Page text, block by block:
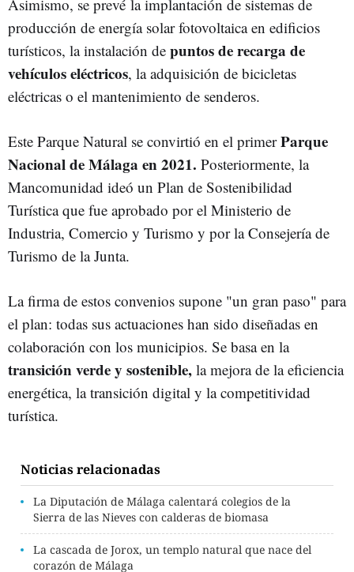
Asimismo, se prevé la implantación de sistemas de
producción de energía solar fotovoltaica en edificios
turísticos, la instalación de puntos de recarga de
vehículos eléctricos, la adquisición de bicicletas
eléctricas o el mantenimiento de senderos.
Este Parque Natural se convirtió en el primerParque
Nacional de Málaga en 2021. Posteriormente, la
Mancomunidad ideó un Plan de Sostenibilidad
Turística que fue aprobado por el Ministerio de
Industria, Comercio y Turismo y por la Consejería de
Turismo de la Junta.
La firma de estos convenios supone "un gran paso" para
el plan: todas sus actuaciones han sido diseñadas en
colaboración con los municipios. Se basa en la
transición verde y sostenible, la mejora de la eficiencia
energética, la transición digital y la competitividad
turística.
Noticias relacionadas
La Diputación de Málaga calentará colegios de la
Sierra de las Nieves con calderas de biomasa
La cascada de Jorox, un templo natural que nace del
corazón de Málaga